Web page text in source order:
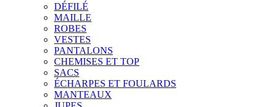
DÉFILÉ
MAILLE
ROBES
VESTES
PANTALONS
CHEMISES ET TOP
SACS
ÉCHARPES ET FOULARDS
MANTEAUX